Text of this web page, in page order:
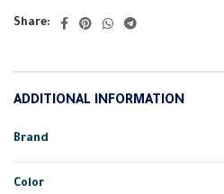
Share:
ADDITIONAL INFORMATION
Brand
Color